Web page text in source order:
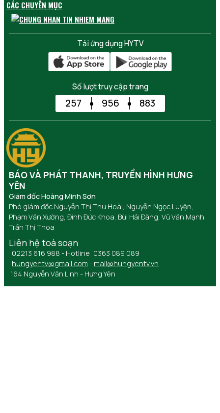
CÁC CHUYÊN MỤC
Tải ứng dụng HYTV
Số lượt truy cập trang
257 956 883
BÁO VÀ PHÁT THANH, TRUYỀN HÌNH HƯNG
YÊN
Giám đốc Hoàng Minh Sơn
Phó giám đốc Nguyễn Thị Thu Hoài, Nguyễn Ngọc Luyện,
Phạm Văn Xướng, Đinh Đức Khoa, Bùi Hải Đăng, Vũ Văn Mạnh,
Trần Thị Thoa
Liên hệ toà soạn
02213 616 988 - Hotline: 0363 089 089
hungyentv@gmail.com - mail@hungyentv.vn
164 Nguyễn Văn Linh - Hưng Yên